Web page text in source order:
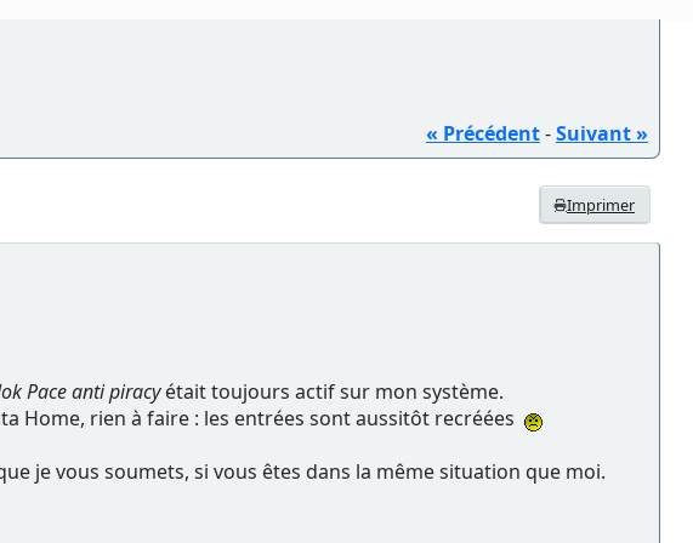
« Précédent-Suivant »
Imprimer
Pace anti piracyétait toujours actif sur mon système.
Home, rien à faire : les entrées sont aussitôt recréées
je vous soumets, si vous êtes dans la même situation que moi.